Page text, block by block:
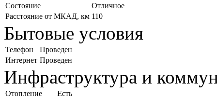
Состояние
Отличное
Расстояние от МКАД, км 110
Бытовые условия
Телефон
Проведен
Интернет Проведен
Инфраструктура и
Отопление
Есть